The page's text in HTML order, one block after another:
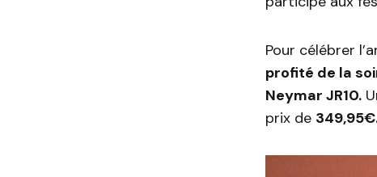
Pour célébrer
profité de la
Neymar JR10.
prix de